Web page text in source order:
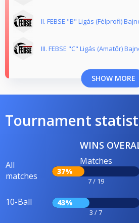
II. FEBSE "B" Ligás (Félprofi)
III. FEBSE "C" Ligás (Amatőr)
SHOW MORE
Tournament
WINS
All
matches
Matches
37%
7 / 19
10-Ball 43%
3 / 7